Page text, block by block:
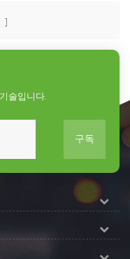
술입니다.
구독